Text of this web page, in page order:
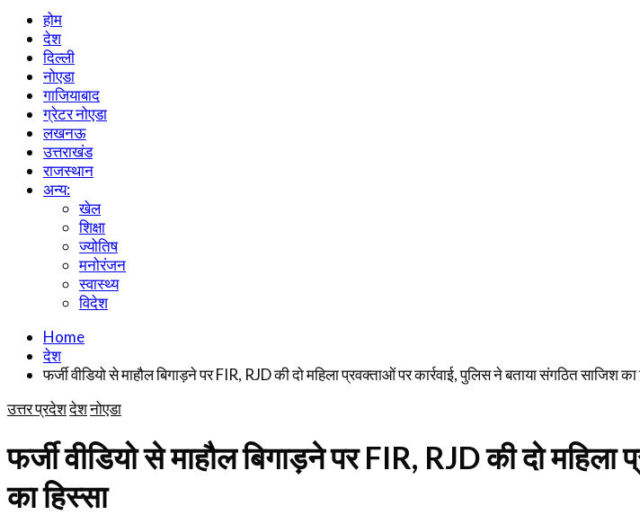
होम
देश
दिल्ली
नोएडा
गाजियाबाद
ग्रेटर नोएडा
लखनऊ
उत्तराखंड
राजस्थान
अन्य:
खेल
शिक्षा
ज्योतिष
मनोरंजन
स्वास्थ्य
विदेश
Home
देश
फर्जी वीडियो से माहौल बिगाड़ने पर FIR, RJD की दो महिला प्रवक्ताओं पर कार्रवाई, पुलिस ने बताया संगठित साजिश का
उत्तर प्रदेशदेशनोएडा
फर्जी वीडियो से माहौल बिगाड़ने पर FIR, RJD की दो
का हिस्सा